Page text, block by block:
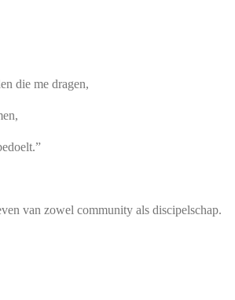
die me dragen,
van zowel community als discipelschap.